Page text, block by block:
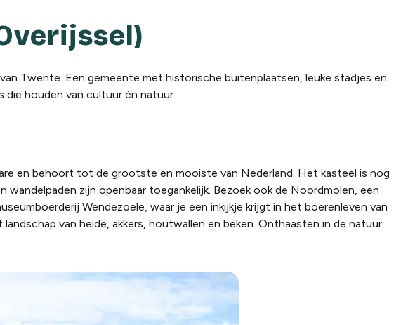
Twente. Een gemeente met historische buitenplaatsen, leuke stadjes en
die houden van cultuur én natuur.
en behoort tot de grootste en mooiste van Nederland. Het kasteel is nog
wandelpaden zijn openbaar toegankelijk. Bezoek ook de Noordmolen, een
Wendezoele, waar je een inkijkje krijgt in het boerenleven van
van heide, akkers, houtwallen en beken. Onthaasten in de natuur